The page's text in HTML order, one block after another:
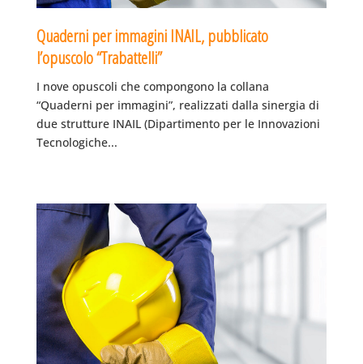
Quaderni per immagini INAIL, pubblicato
l’opuscolo “Trabattelli”
I nove opuscoli che compongono la collana
“Quaderni per immagini”, realizzati dalla sinergia di
due strutture INAIL (Dipartimento per le Innovazioni
Tecnologiche...